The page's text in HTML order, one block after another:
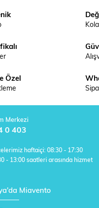
Özel
Merkezi
0 403
haftaiçi: 08:30 - 17:30
- 13:00 saatleri arasında hizmet
Miavento